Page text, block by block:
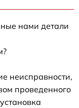
нами детали
неисправности,
проведенного